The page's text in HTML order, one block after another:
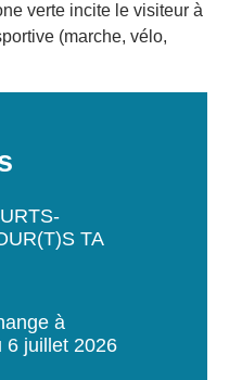
verte incite le visiteur à
(marche, vélo,
TA
à
6 juillet 2026